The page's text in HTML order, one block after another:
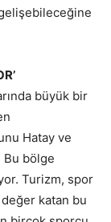
büyük bir
Hatay ve
Bu bölge
Turizm, spor
değer katan bu